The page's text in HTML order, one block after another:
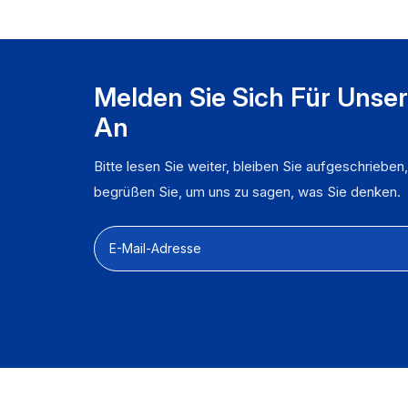
Melden Sie Sich Für
An
Bitte lesen Sie weiter, bleiben Sie
begrüßen Sie, um uns zu sagen, was Sie denken.